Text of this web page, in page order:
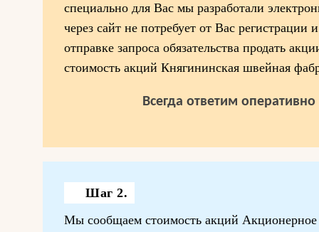
специально для Вас мы разработали
через сайт не потребует от Вас
отправке запроса обязательства продать
стоимость акций Княгининская швейная
Всегда ответим
Шаг 2.
Мы сообщаем стоимость акций